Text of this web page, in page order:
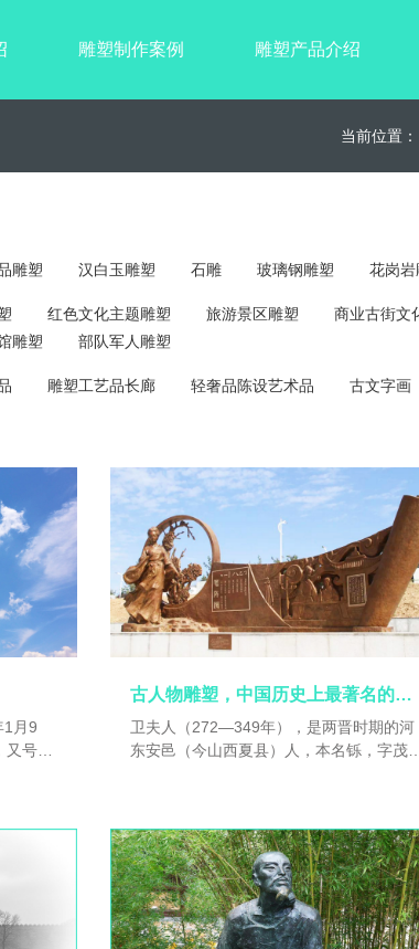
雕塑制作案例 雕塑产品介绍
当前位置：
雕塑 汉白玉雕塑 石雕 玻璃钢雕塑 花岗岩
红色文化主题雕塑 旅游景区雕塑 商业古街文
雕塑 部队军人雕塑
雕塑工艺品长廊 轻奢品陈设艺术品 古文字画
1月9
又号乐
州龙
巡
史等
之
爵的
古人物雕塑，中国历史上最著名的女书法家
卫夫人（272—349年），是两晋时期的河
东安邑（今山西夏县）人，本名铄，字茂
李矩家族虽不如卫家，但也长于书法。除
家学渊源，卫夫人还师承汉魏名臣、信奉
教的大书法家钟繇，所以很早就成为了书
大家。钟繇的师承则可追溯至东汉大文人
邕及其女蔡文姬等。钟繇是书法艺术史上